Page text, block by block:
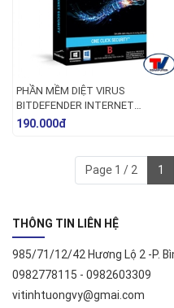
PHẦN MỀM DIỆT VIRUS
BITDEFENDER INTERNET
SECURITY 2016
190.000đ
Page 1 / 2 1
THÔNG TIN LIÊN HỆ
985/71/12/42 Hương Lộ 2 -P.
0982778115 - 0982603309
vitinhtuongvy@gmai.com